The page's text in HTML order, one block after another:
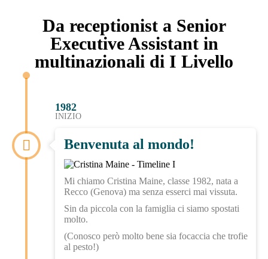
Da receptionist a Senior
Executive Assistant in
multinazionali di I Livello
1982
INIZIO
Benvenuta al mondo!
Mi chiamo Cristina Maine, classe 1982, nata a
Recco (Genova) ma senza esserci mai vissuta.
Sin da piccola con la famiglia ci siamo spostati
molto.
(Conosco però molto bene sia focaccia che trofie
al pesto!)